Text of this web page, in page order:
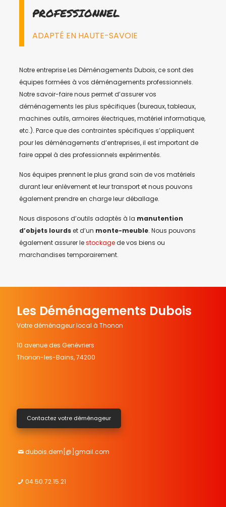
PROFESSIONNEL
ADAPTÉ EN HAUTE-SAVOIE
Notre entreprise Les Déménagements Dubois, ce sont des
équipes formées à vos déménagements professionnels.
Notre savoir-faire nous permet d’assurer vos
déménagements les plus spécifiques (bureaux, tableaux,
machines outils, armoires électriques, matériel informatique,
etc.). Parce que des contraintes spécifiques s’appliquent
pour les déménagements d’entreprises, il est important de
faire appel à des professionnels expérimentés.
Nos équipes prennent le plus grand soin de vos matériels
durant leur enlèvement et leur transport et nous pouvons
également prendre en charge leur déballage.
Nous disposons d’outils adaptés à la manutention
d’objets lourdset d’un monte-meuble. Nous pouvons
également assurer lestockagede vos biens ou
marchandises temporairement.
Les Déménagements Dubois
Votre déménageur local à Thonon
10 avenue des Genévriers
Thonon-les-Bains,74200
Contactez votre déménageur
dubois.dem[@]gmail.com
04.50.72.15.21